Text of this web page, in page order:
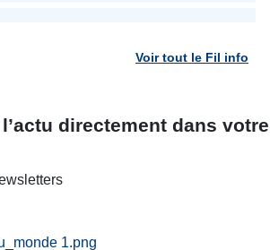
Voir tout le Fil info
directement dans votre